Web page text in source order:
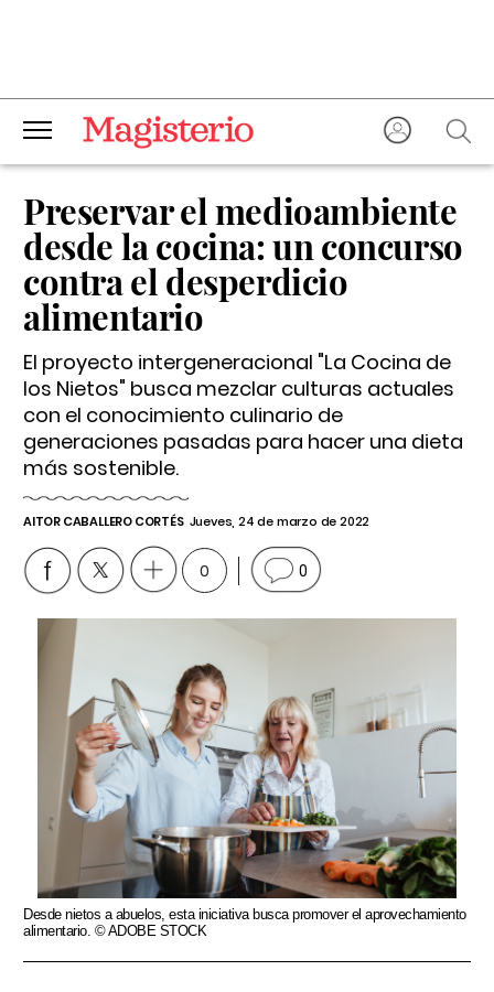
Preservar el medioambiente
desde la cocina: un concurso
contra el desperdicio
alimentario
El proyecto intergeneracional "La Cocina de
los Nietos" busca mezclar culturas actuales
con el conocimiento culinario de
generaciones pasadas para hacer una dieta
más sostenible.
AITOR CABALLERO CORTÉS Jueves, 24 de marzo de 2022
0 0
Desde nietos a abuelos, esta iniciativa busca promover el aprovechamiento
alimentario. © ADOBE STOCK